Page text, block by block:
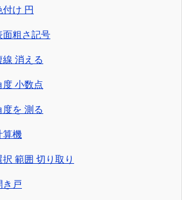
け 円
面粗さ記号
消える
小数点
を 測る
算機
範囲 切り取り
き戸